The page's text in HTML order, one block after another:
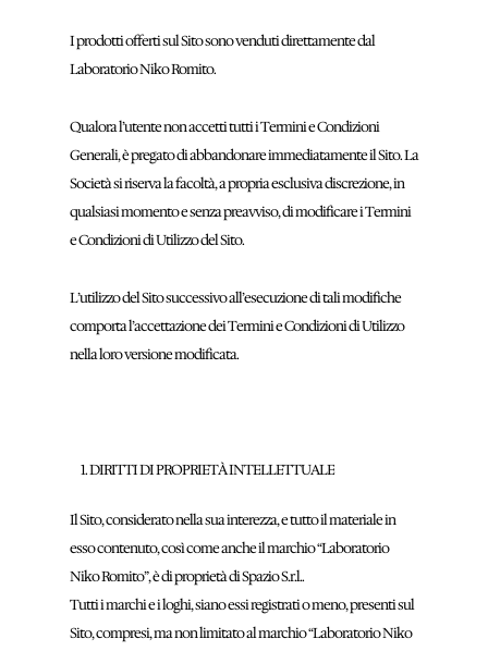
I prodotti offerti sul Sito sono venduti direttamente dal
Laboratorio Niko Romito.
Qualora l’utente non accetti tutti i Termini e Condizioni
Generali, è pregato di abbandonare immediatamente il Sito. La
Società si riserva la facoltà, a propria esclusiva discrezione, in
qualsiasi momento e senza preavviso, di modificare i Termini
e Condizioni di Utilizzo del Sito.
L’utilizzo del Sito successivo all’esecuzione di tali modifiche
comporta l’accettazione dei Termini e Condizioni di Utilizzo
nella loro versione modificata.
DIRITTI DI PROPRIETÀ INTELLETTUALE
Il Sito, considerato nella sua interezza, e tutto il materiale in
esso contenuto, così come anche il marchio “Laboratorio
Niko Romito”, è di proprietà di Spazio S.r.l..
Tutti i marchi e i loghi, siano essi registrati o meno, presenti sul
Sito, compresi, ma non limitato al marchio “Laboratorio Niko